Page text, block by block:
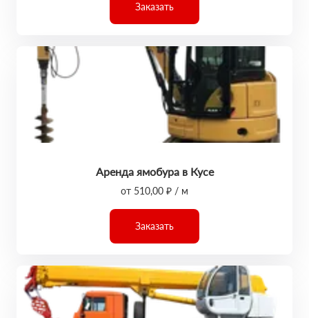
Заказать
Аренда ямобура в Кусе
от 510,00 ₽ / м
Заказать